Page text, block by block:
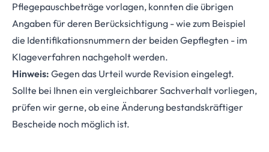
Pflegepauschbeträge vorlagen, konnten die übrigen
Angaben für deren Berücksichtigung - wie zum Beispiel
die Identifikationsnummern der beiden Gepflegten - im
Klageverfahren nachgeholt werden.
Hinweis: Gegen das Urteil wurde Revision eingelegt.
Sollte bei Ihnen ein vergleichbarer Sachverhalt vorliegen,
prüfen wir gerne, ob eine Änderung bestandskräftiger
Bescheide noch möglich ist.